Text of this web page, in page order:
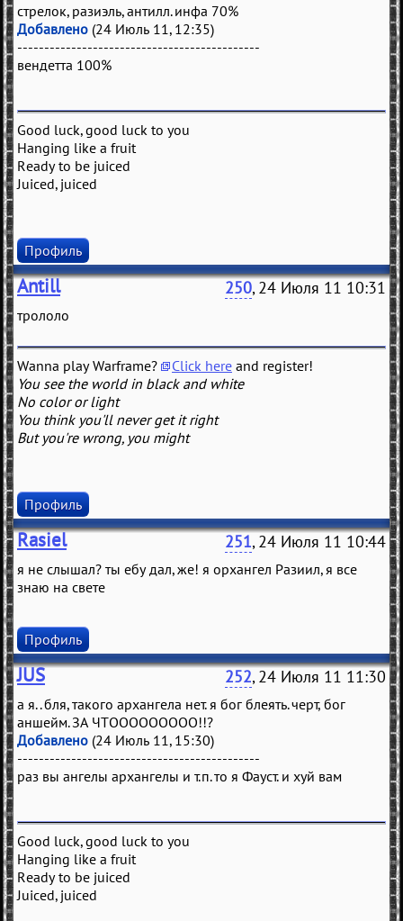
стрелок, разиэль, антилл. инфа 70%
Добавлено (24 Июль 11, 12:35)
---------------------------------------------
вендетта 100%
Good luck, good luck to you
Hanging like a fruit
Ready to be juiced
Juiced, juiced
Профиль
Antill 250, 24 Июля 11 10:31
трололо
Wanna play Warframe? Click here and register!
You see the world in black and white
No color or light
You think you'll never get it right
But you're wrong, you might
Профиль
Rasiel 251, 24 Июля 11 10:44
я не слышал? ты ебу дал, же! я орхангел Разиил, я все
знаю на свете
Профиль
JUS 252, 24 Июля 11 11:30
а я.. бля, такого архангела нет. я бог блеять. черт, бог
аншейм. ЗА ЧТООООООООО!!?
Добавлено (24 Июль 11, 15:30)
---------------------------------------------
раз вы ангелы архангелы и т.п. то я Фауст. и хуй вам
Good luck, good luck to you
Hanging like a fruit
Ready to be juiced
Juiced, juiced